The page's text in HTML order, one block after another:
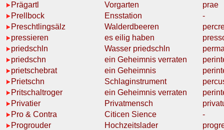
Prägartl
Vorgarten
prae
Prellbock
Ensstation
-
Preschtlingsälz
Walderdbeeren
pressieren
es eilig haben
priedschln
Wasser priedschln
priedschn
ein Geheimnis verraten
prietschebrat
ein Geheimnis
Prietschn
Schlaginstrument
Pritschaltroger
ein Geheimnis verraten
Privatier
Privatmensch
Pro & Contra
Citicen Sience
-
Progrouder
Hochzeitslader